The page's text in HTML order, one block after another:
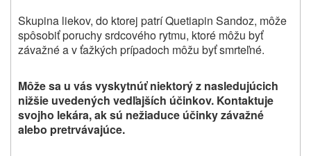
Skupina liekov, do ktorej patrí Quetiapin Sandoz, môže
spôsobiť poruchy srdcového rytmu, ktoré môžu byť
závažné a v ťažkých prípadoch môžu byť smrteľné.
Môže sa u vás vyskytnúť niektorý z nasledujúcich
nižšie uvedených vedľajších účinkov. Kontaktuje
svojho lekára, ak sú nežiaduce účinky závažné
alebo pretrvávajúce.